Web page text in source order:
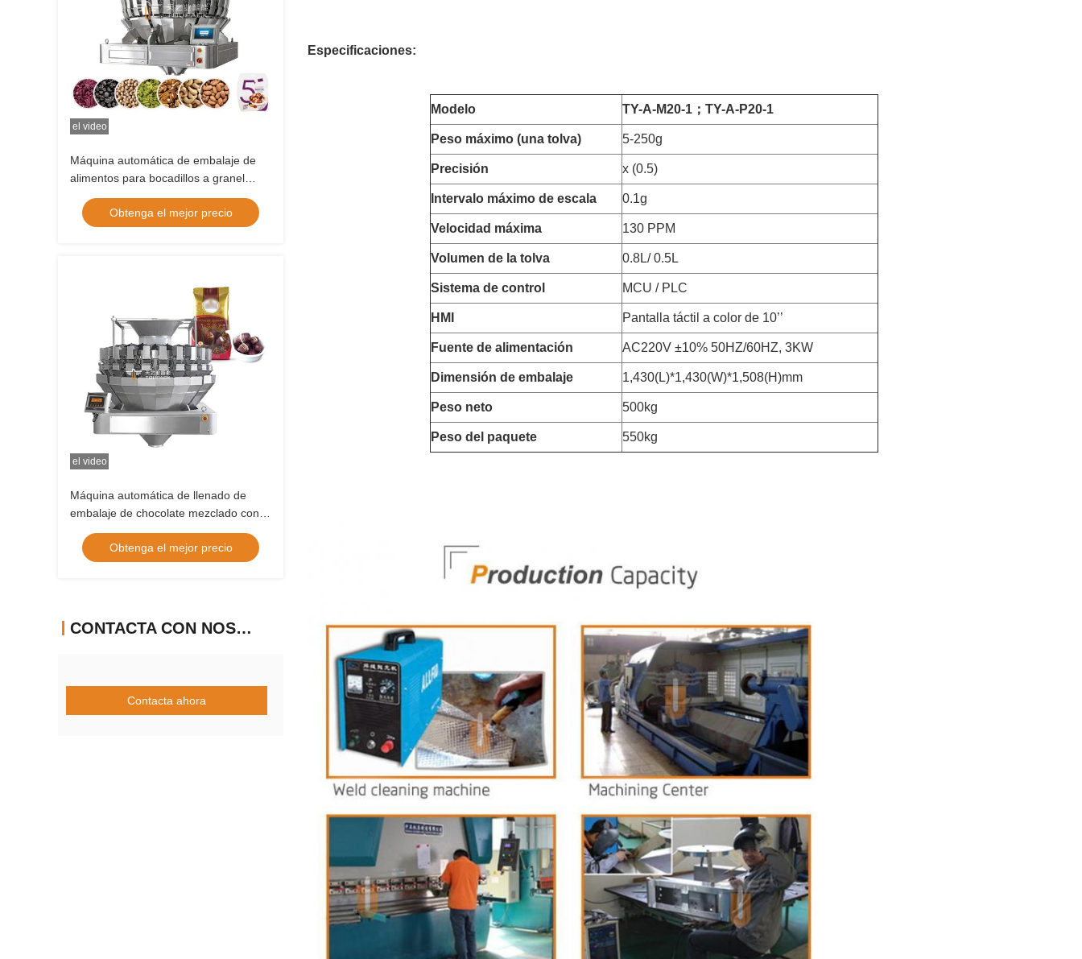
el video
Máquina automática de embalaje de
alimentos para bocadillos a granel
galletas bolso de goma bolsa de bolso
máquina de llenado máquina de
embalaje de pesas de cabeza
Obtenga el mejor precio
el video
Máquina automática de llenado de
embalaje de chocolate mezclado con
tapa y etiquetado de la línea de frutos
secos máquina de embalaje de
bocadillos
Obtenga el mejor precio
CONTACTA CON NOSOTROS
Contacta ahora
Especificaciones:
Modelo TY-A-M20-1； TY-A-P20-1
Peso máximo (una tolva) 5-250g
Precisión x (0.5)
Intervalo máximo de escala 0.1g
Velocidad máxima 130 PPM
Volumen de la tolva 0.8L/ 0.5L
Sistema de control MCU / PLC
HMI Pantalla táctil a color de 10’’
Fuente de alimentación AC220V ±10% 50HZ/60HZ, 3KW
Dimensión de embalaje 1,430(L)*1,430(W)*1,508(H)mm
Peso neto 500kg
Peso del paquete 550kg